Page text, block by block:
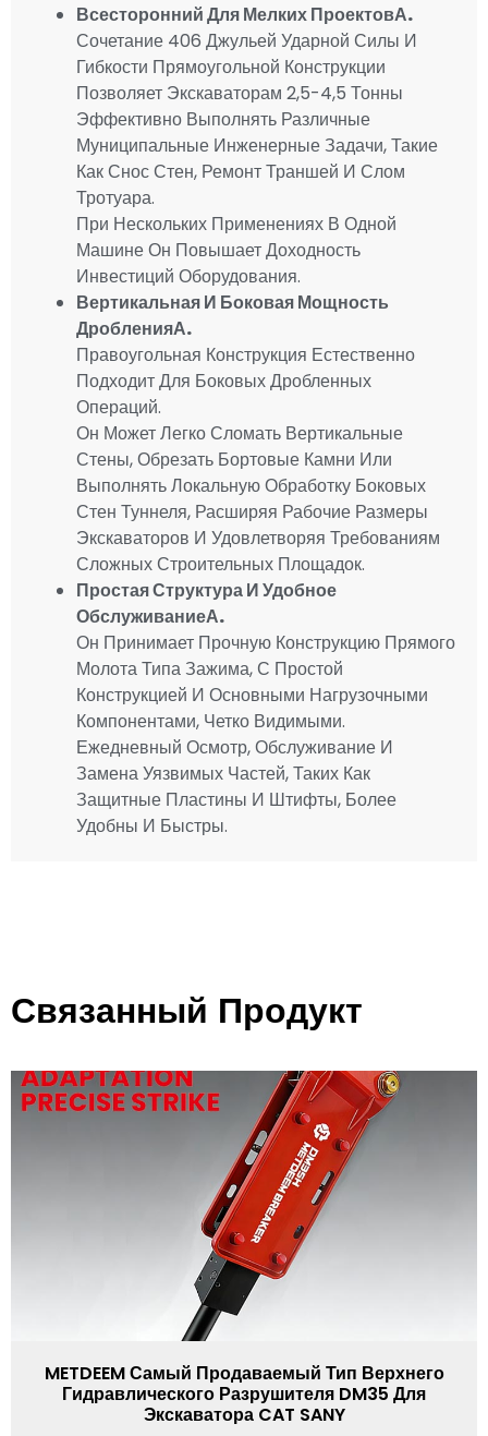
Всесторонний Для Мелких ПроектовА.
Сочетание 406 Джульей Ударной Силы И
Гибкости Прямоугольной Конструкции
Позволяет Экскаваторам 2,5-4,5 Тонны
Эффективно Выполнять Различные
Муниципальные Инженерные Задачи, Такие
Как Снос Стен, Ремонт Траншей И Слом
Тротуара.
При Нескольких Применениях В Одной
Машине Он Повышает Доходность
Инвестиций Оборудования.
Вертикальная И Боковая Мощность
ДробленияА.
Правоугольная Конструкция Естественно
Подходит Для Боковых Дробленных
Операций.
Он Может Легко Сломать Вертикальные
Стены, Обрезать Бортовые Камни Или
Выполнять Локальную Обработку Боковых
Стен Туннеля, Расширяя Рабочие Размеры
Экскаваторов И Удовлетворяя Требованиям
Сложных Строительных Площадок.
Простая Структура И Удобное
ОбслуживаниеА.
Он Принимает Прочную Конструкцию Прямого
Молота Типа Зажима, С Простой
Конструкцией И Основными Нагрузочными
Компонентами, Четко Видимыми.
Ежедневный Осмотр, Обслуживание И
Замена Уязвимых Частей, Таких Как
Защитные Пластины И Штифты, Более
Удобны И Быстры.
Связанный Продукт
METDEEM Самый Продаваемый Тип Верхнего
Гидравлического Разрушителя DM35 Для
Экскаватора CAT SANY